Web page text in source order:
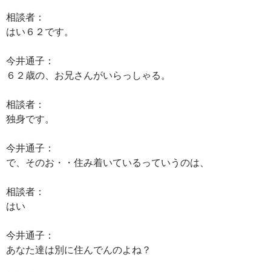
相談者：
はい６２です。
今井通子：
６２歳の、お兄さんがいらっしゃる。
相談者：
独身です。
今井通子：
で、そのお・・住み着いているっていうのは、
相談者：
はい
今井通子：
あなた達は別に住んでんのよね？